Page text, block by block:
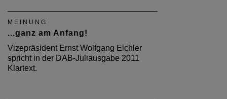
MEINUNG
...ganz am Anfang!
Vizepräsident Ernst Wolfgang Eichler
spricht in der DAB-Juliausgabe 2011
Klartext.